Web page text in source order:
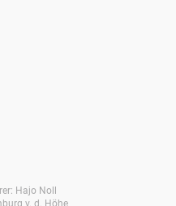
Hajo Noll
v. d. Höhe